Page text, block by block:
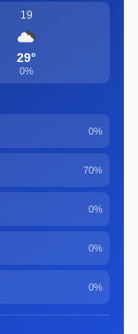
19
29°
0%
0%
70%
0%
0%
0%